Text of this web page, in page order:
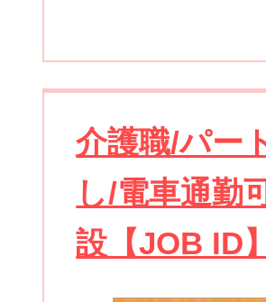
介護職/パー
し/電車通勤
設【JOB ID